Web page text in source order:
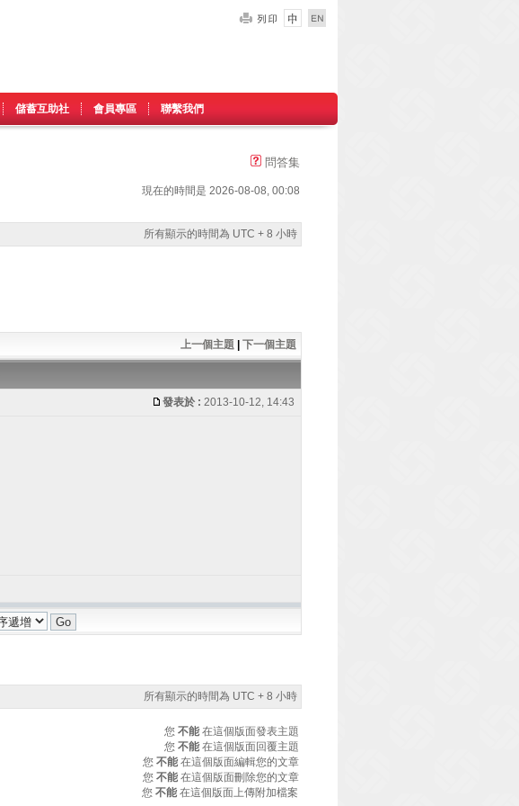
儲蓄互助社 會員專區 聯繫我們
問答集
現在的時間是 2026-08-08, 00:08
所有顯示的時間為 UTC + 8 小時
上一個主題 下一個主題
發表於 : 2013-10-12, 14:43
所有顯示的時間為 UTC + 8 小時
您 不能 在這個版面發表主題
您 不能 在這個版面回覆主題
您 不能 在這個版面編輯您的文章
您 不能 在這個版面刪除您的文章
您 不能 在這個版面上傳附加檔案